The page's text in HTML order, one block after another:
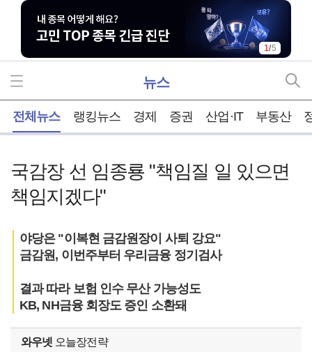
2/5
뉴스
전체뉴스 랭킹뉴스 경제 증권 산업·IT 부동산
국감장 선 임종룡 "책임질 일 있으면
책임지겠다"
야당은 "이복현 금감원장이 사퇴 강요"
금감원, 이번주부터 우리금융 정기검사
결과 따라 보험 인수 무산 가능성도
KB, NH금융 회장도 증인 소환돼
와우넷 오늘장전략